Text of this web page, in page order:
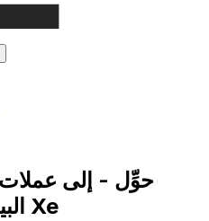
البيزو الفلبيني | إكس إي Xe